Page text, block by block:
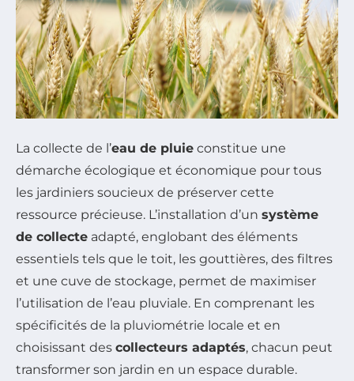
La collecte de l’eau de pluie constitue une
démarche écologique et économique pour tous
les jardiniers soucieux de préserver cette
ressource précieuse. L’installation d’un système
de collecte adapté, englobant des éléments
essentiels tels que le toit, les gouttières, des filtres
et une cuve de stockage, permet de maximiser
l’utilisation de l’eau pluviale. En comprenant les
spécificités de la pluviométrie locale et en
choisissant des collecteurs adaptés, chacun peut
transformer son jardin en un espace durable.